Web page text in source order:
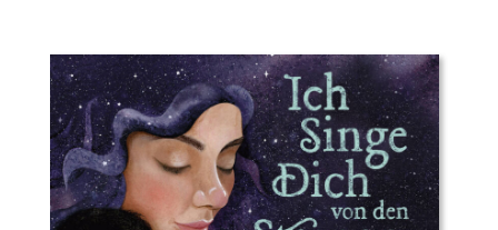
Buchautor*in:Tasha Spillett-Sumner
Illustrator*in: Michaela Goade
Übersetzer*in:
Anne Brauner
Verlag:Gratitude Verlag